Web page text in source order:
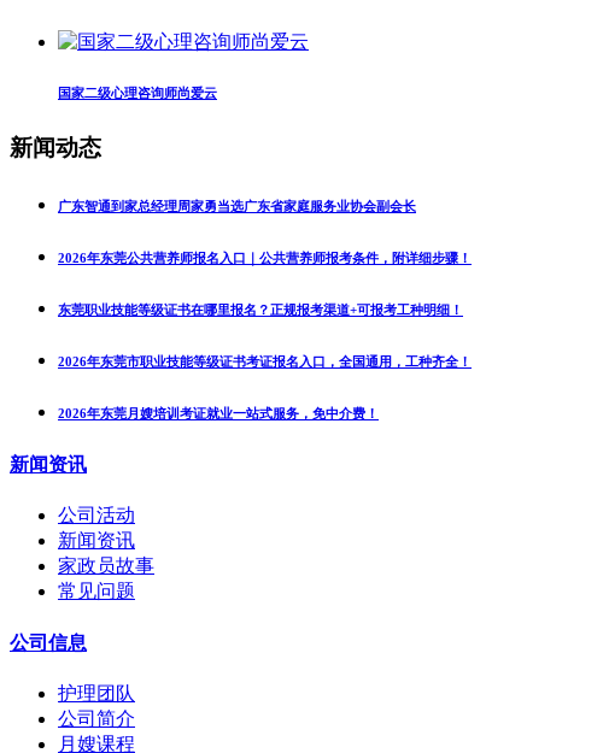
国家二级心理咨询师尚爱云
新闻动态
广东智通到家总经理周家勇当选广东省家庭服务业协会副会长
2026年东莞公共营养师报名入口｜公共营养师报考条件，附详细步骤！
东莞职业技能等级证书在哪里报名？正规报考渠道+可报考工种明细！
2026年东莞市职业技能等级证书考证报名入口，全国通用，工种齐全！
2026年东莞月嫂培训考证就业一站式服务，免中介费！
新闻资讯
公司活动
新闻资讯
家政员故事
常见问题
公司信息
护理团队
公司简介
月嫂课程